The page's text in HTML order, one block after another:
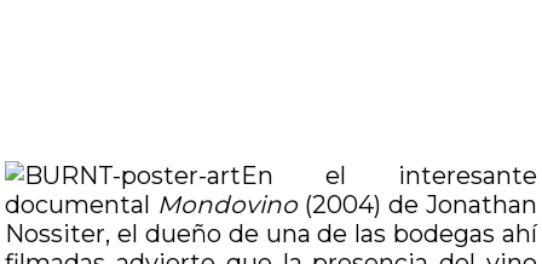
En el interesante
documental Mondovino(2004) de Jonathan
Nossiter, el dueño de una de las bodegas ahí